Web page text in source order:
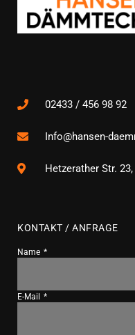
02433 / 456 98 92
Info@hansen-
Hetzerather Str.
KONTAKT / ANFRAGE
Name
E-Mail